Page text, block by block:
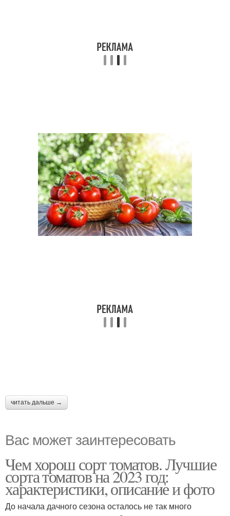
читать дальше →
Вас может заинтересовать
Чем хорош сорт томатов. Лучшие
сорта томатов на 2023 год:
характеристики, описание и фото
До начала дачного сезона осталось не так много